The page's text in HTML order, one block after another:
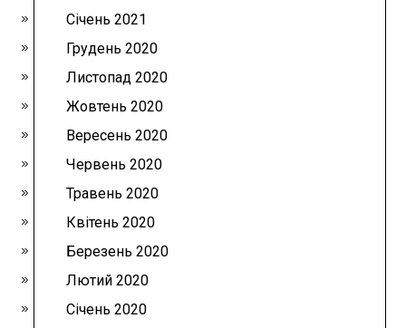
Січень 2021
Грудень 2020
Листопад 2020
Жовтень 2020
Вересень 2020
Червень 2020
Травень 2020
Квітень 2020
Березень 2020
Лютий 2020
Січень 2020